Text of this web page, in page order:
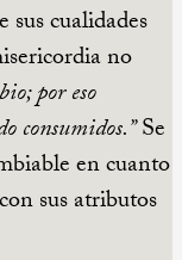
cualidades
no
por eso
consumidos.”Se
en cuanto
sus atributos